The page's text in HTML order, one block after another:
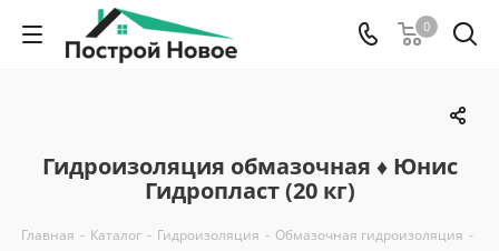
0
Гидроизоляция обмазочная ♦ Юнис
Гидропласт (20 кг)
Главная - Каталог - Гидроизоляция - Обмазочная гидроизоляция -